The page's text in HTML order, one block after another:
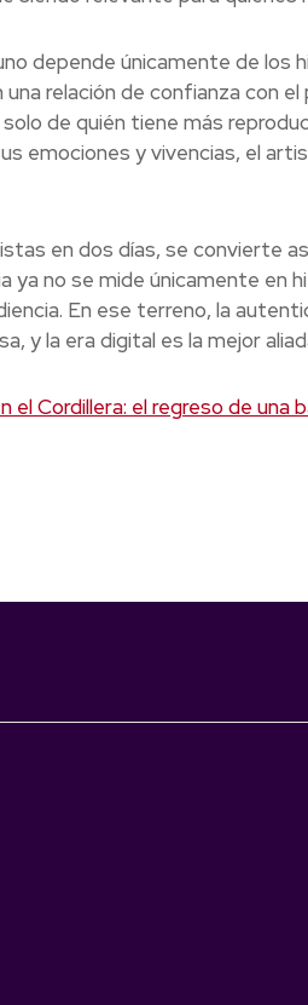
depende únicamente de los
relación de confianza con
de quién tiene más
emociones y vivencias, el
en dos días, se convierte
ya no se mide únicamente en
En ese terreno, la
y la era digital es la mejor
el Cordillera: el regreso de